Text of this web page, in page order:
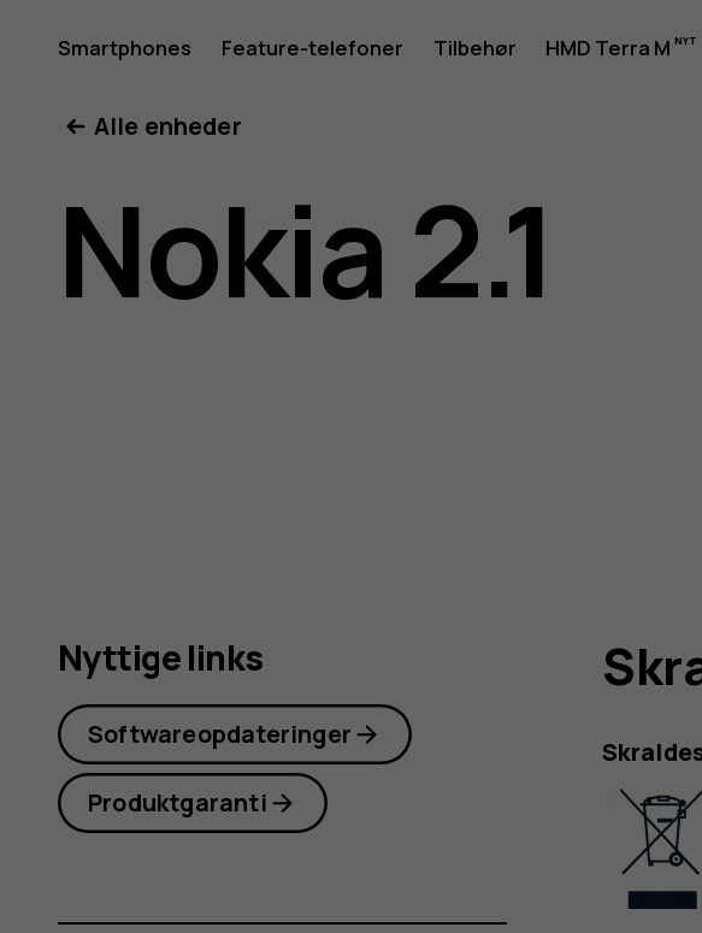
til
Nokia
Smartphones Feature-telefoner Tilbehør HMD Terra M
Alle enheder
Nokia 2.1
Nyttige links
Softwareopdateringer
Produktgaranti